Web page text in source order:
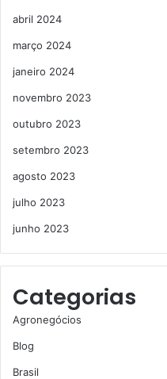
abril 2024
março 2024
janeiro 2024
novembro 2023
outubro 2023
setembro 2023
agosto 2023
julho 2023
junho 2023
Categorias
Agronegócios
Blog
Brasil